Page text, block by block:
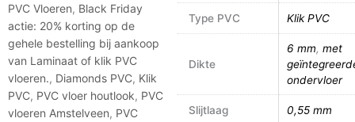
PVC Vloeren, Black Friday
actie: 20% korting op de
gehele bestelling bij aankoop
van Laminaat of klik PVC
vloeren., Diamonds PVC, Klik
PVC, PVC vloer houtlook, PVC
vloeren Amstelveen, PVC
Type PVC Klik PVC
Dikte
6 mm, met
ondervloer
Slijtlaag 0,55 mm